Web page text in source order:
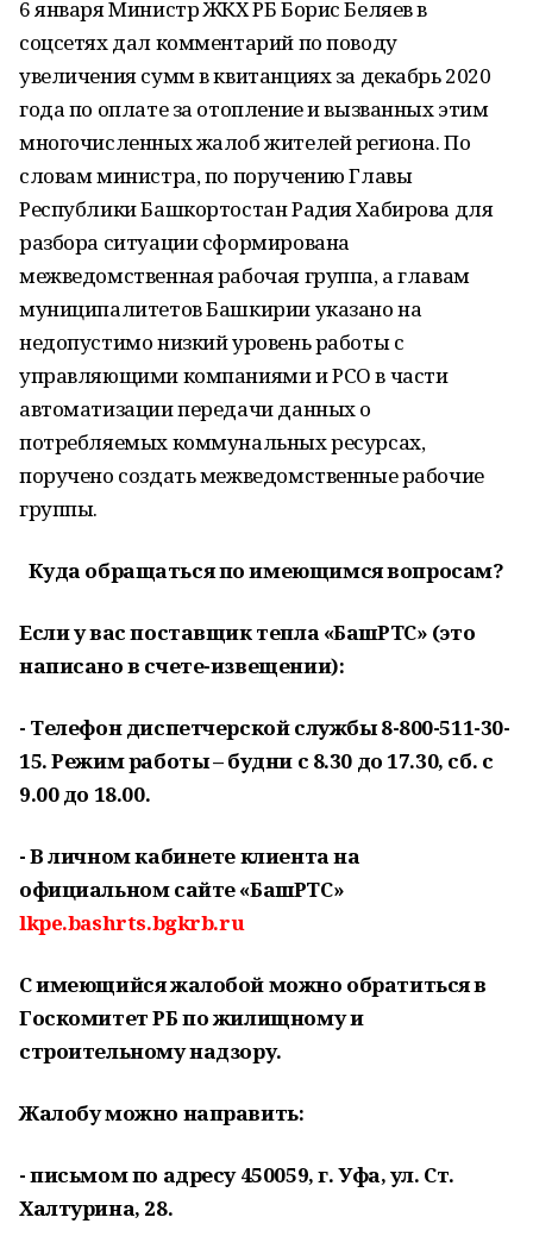
6 января Министр ЖКХ РБ Борис Беляев в
соцсетях дал комментарий по поводу
увеличения сумм в квитанциях за декабрь 2020
года по оплате за отопление и вызванных этим
многочисленных жалоб жителей региона. По
словам министра, по поручению Главы
Республики Башкортостан Радия Хабирова для
разбора ситуации сформирована
межведомственная рабочая группа, а главам
муниципалитетов Башкирии указано на
недопустимо низкий уровень работы с
управляющими компаниями и РСО в части
автоматизации передачи данных о
потребляемых коммунальных ресурсах,
поручено создать межведомственные рабочие
группы.
Куда обращаться по имеющимся вопросам?
Если у вас поставщик тепла «БашРТС» (это
написано в счете-извещении):
- Телефон диспетчерской службы 8-800-511-30-
15. Режим работы – будни с 8.30 до 17.30, сб. с
9.00 до 18.00.
- В личном кабинете клиента на
официальном сайте «БашРТС»
lkpe.bashrts.bgkrb.ru
С имеющийся жалобой можно обратиться в
Госкомитет РБ по жилищному и
строительному надзору.
Жалобу можно направить:
- письмом по адресу 450059, г. Уфа, ул. Ст.
Халтурина, 28.